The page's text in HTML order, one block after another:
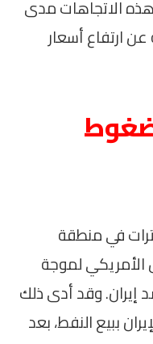
تؤكد هذه الاتجاهات مدى
عن ارتفاع أسعار
في منطقة
لموجة
إيران. وقد أدى ذلك
ببيع النفط، بعد